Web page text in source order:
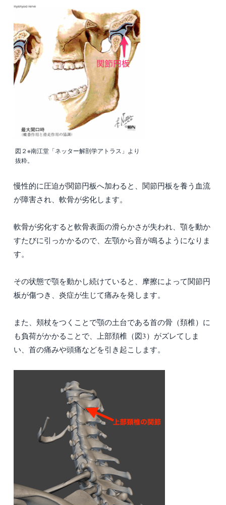
図２※南江堂「ネッター解剖学アトラス」より
抜粋。
慢性的に圧迫が関節円板へ加わると、関節円板を養う血流
が障害され、軟骨が劣化します。
軟骨が劣化すると軟骨表面の滑らかさが失われ、顎を動か
すたびに引っかかるので、左顎から音が鳴るようになりま
す。
その状態で顎を動かし続けていると、摩擦によって関節円
板が傷つき、炎症が生じて痛みを発します。
また、頬杖をつくことで顎の土台である首の骨（頚椎）に
も負荷がかかることで、上部頚椎（図3）がズレてしま
い、首の痛みや頭痛などを引き起こします。